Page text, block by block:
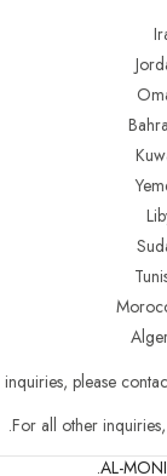
please
For all other
.